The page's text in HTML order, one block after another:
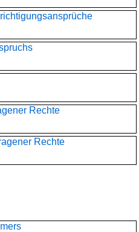
Rechte
Rechte